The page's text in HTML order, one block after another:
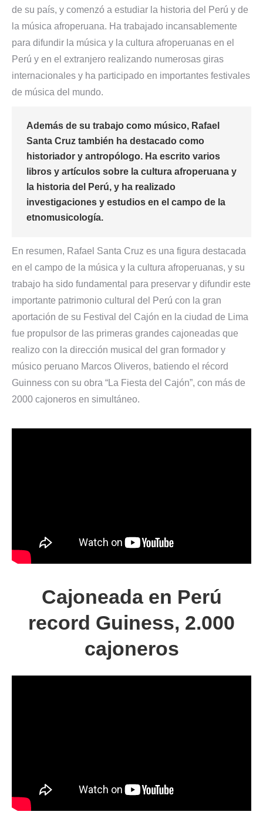
de su país, y comenzó a estudiar la historia del Perú y de
la música afroperuana. Ha trabajado incansablemente
para difundir la música y la cultura afroperuanas en el
Perú y en el extranjero realizando numerosas giras
internacionales y ha participado en importantes festivales
de música del mundo.
Además de su trabajo como músico, Rafael
Santa Cruz también ha destacado como
historiador y antropólogo. Ha escrito varios
libros y artículos sobre la cultura afroperuana y
la historia del Perú, y ha realizado
investigaciones y estudios en el campo de la
etnomusicología.
En resumen, Rafael Santa Cruz es una figura destacada
en el campo de la música y la cultura afroperuanas, y su
trabajo ha sido fundamental para preservar y difundir este
importante patrimonio cultural del Perú con la gran
aportación de su Festival del Cajón en la ciudad de Lima
fue propulsor de las primeras grandes cajoneadas que
realizo con la dirección musical del gran formador y
músico peruano Marcos Oliveros, batiendo el récord
Guinness con su obra “La Fiesta del Cajón”, con más de
2000 cajoneros en simultáneo.
Cajoneada en Perú
record Guiness, 2.000
cajoneros